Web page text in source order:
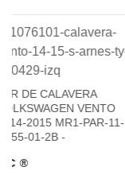
VENTO
PAR-11-